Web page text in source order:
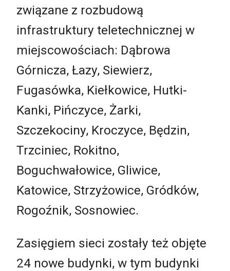
związane z rozbudową
infrastruktury teletechnicznej w
miejscowościach: Dąbrowa
Górnicza, Łazy, Siewierz,
Fugasówka, Kiełkowice, Hutki-
Kanki, Pińczyce, Żarki,
Szczekociny, Kroczyce, Będzin,
Trzciniec, Rokitno,
Boguchwałowice, Gliwice,
Katowice, Strzyżowice, Gródków,
Rogoźnik, Sosnowiec.
Zasięgiem sieci zostały też objęte
24 nowe budynki, w tym budynki